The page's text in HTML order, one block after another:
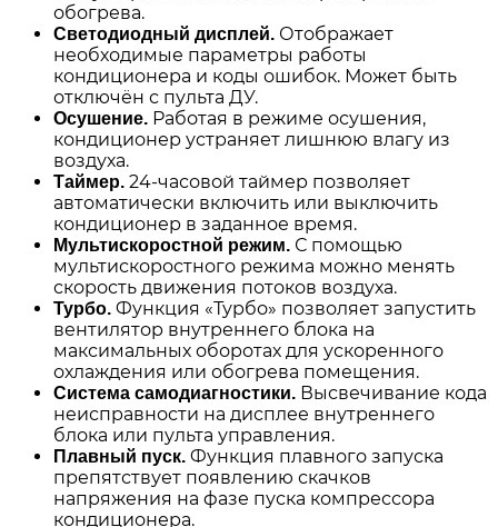
обогрева.
Светодиодный дисплей. Отображает
необходимые параметры работы
кондиционера и коды ошибок. Может быть
отключён с пульта ДУ.
Осушение. Работая в режиме осушения,
кондиционер устраняет лишнюю влагу из
воздуха.
Таймер. 24-часовой таймер позволяет
автоматически включить или выключить
кондиционер в заданное время.
Мультискоростной режим. С помощью
мультискоростного режима можно менять
скорость движения потоков воздуха.
Турбо. Функция «Турбо» позволяет запустить
вентилятор внутреннего блока на
максимальных оборотах для ускоренного
охлаждения или обогрева помещения.
Система самодиагностики. Высвечивание кода
неисправности на дисплее внутреннего
блока или пульта управления.
Плавный пуск. Функция плавного запуска
препятствует появлению скачков
напряжения на фазе пуска компрессора
кондиционера.